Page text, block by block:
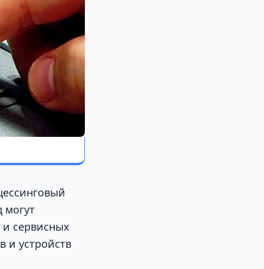
могут
и сервисных
и устройств